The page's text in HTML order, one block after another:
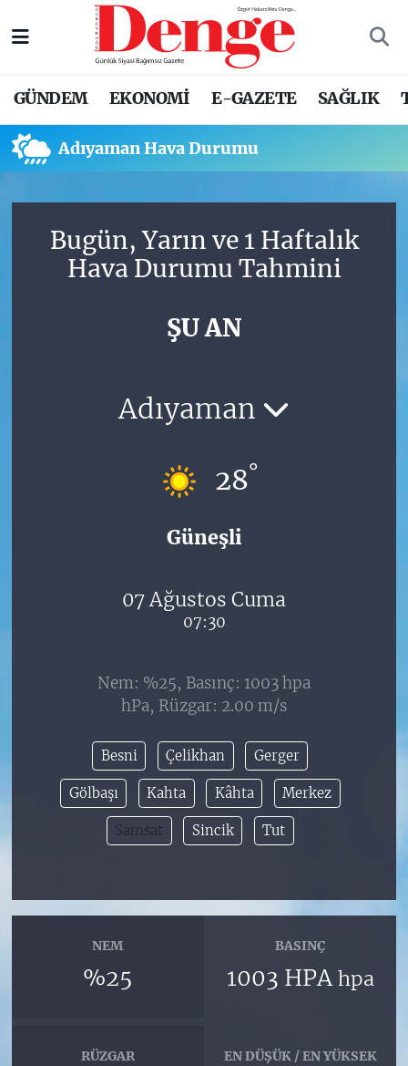
GÜNDEM EKONOMİ E-GAZETE SAĞLIK
Adıyaman Hava Durumu
Bugün, Yarın ve 1 Haftalık
Hava Durumu Tahmini
ŞU AN
Adıyaman
28°
Güneşli
07 Ağustos Cuma
07:30
Nem: %25, Basınç: 1003 hpa
hPa, Rüzgar: 2.00 m/s
Besni Çelikhan Gerger
Gölbaşı Kahta Kâhta Merkez
Samsat Sincik Tut
NEM
%25
BASINÇ
1003 HPAhpa
RÜZGAR EN DÜŞÜK / EN YÜKSEK
Nöbetçi Eczaneler
Trafik Durumu
Süper Lig Puan Durumu ve Fikstür
Tüm Manşetler